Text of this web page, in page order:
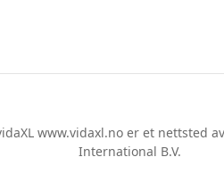
www.vidaxl.no er et nettsted av
International B.V.